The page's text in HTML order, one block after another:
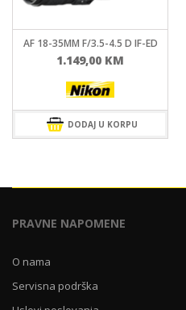
AF 18-35MM F/3.5-4.5 D IF-ED
1.149,00 KM
DODAJ U KORPU
PRAVNE NAPOMENE
O nama
Servisna podrška